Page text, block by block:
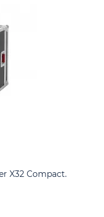
X32 Compact.